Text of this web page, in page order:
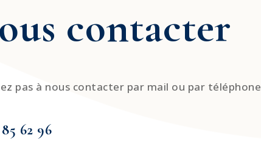
contacter
pas à nous contacter par mail ou par téléphone
62 96